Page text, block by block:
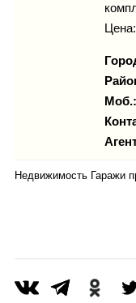
Моб.:
Недвижимость Гаражи